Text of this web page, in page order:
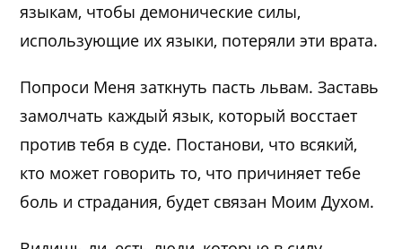
языкам, чтобы демонические силы,
использующие их языки, потеряли эти врата.
Попроси Меня заткнуть пасть львам. Заставь
замолчать каждый язык, который восстает
против тебя в суде. Постанови, что всякий,
кто может говорить то, что причиняет тебе
боль и страдания, будет связан Моим Духом.